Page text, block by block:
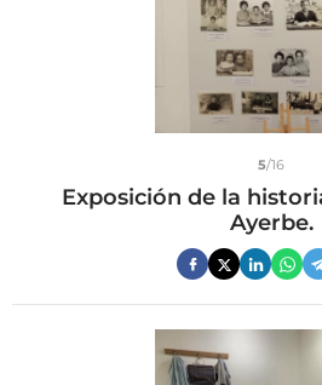
5/16
Exposición de la
Ayerbe.